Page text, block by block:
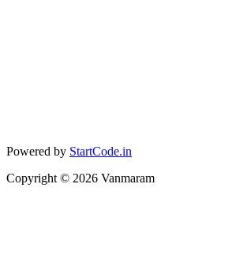
Powered by StartCode.in
Copyright © 2026 Vanmaram